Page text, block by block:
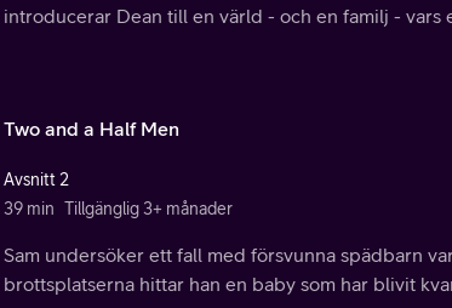
introducerar Dean till en värld - och en familj - vars
Two and a Half Men
Avsnitt 2
39 min Tillgänglig 3+ månader
Sam undersöker ett fall med försvunna spädbarn
brottsplatserna hittar han en baby som har blivit